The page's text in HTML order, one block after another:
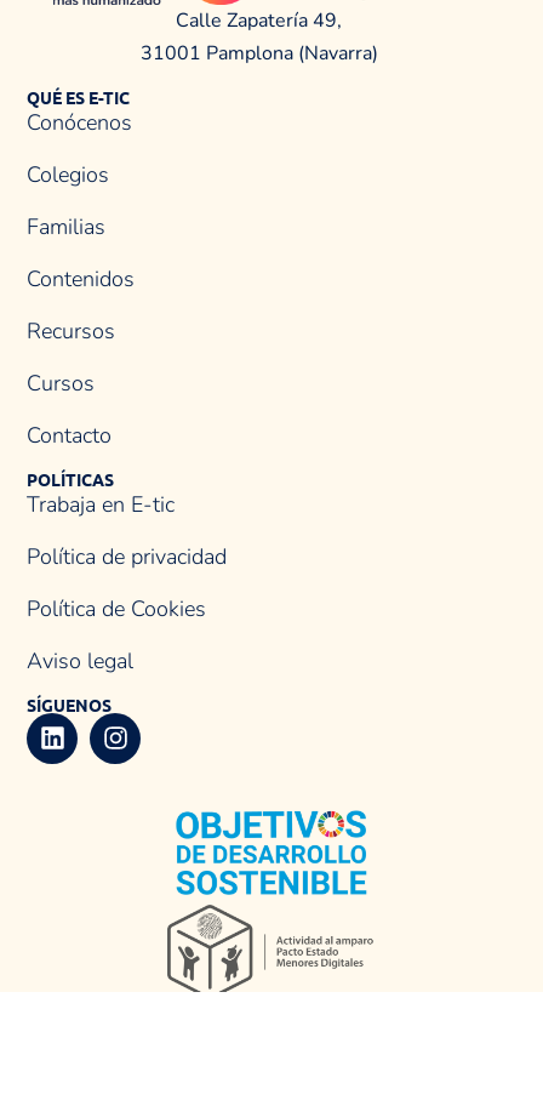
Calle Zapatería 49,
31001 Pamplona (Navarra)
QUÉ ES E-TIC
Conócenos
Colegios
Familias
Contenidos
Recursos
Cursos
Contacto
POLÍTICAS
Trabaja en E-tic
Política de privacidad
Política de Cookies
Aviso legal
SÍGUENOS